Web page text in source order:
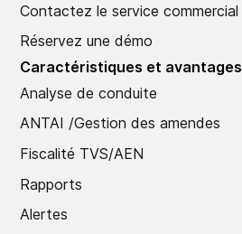
Contactez le service commercial
Réservez une démo
Caractéristiques et avantages
Analyse de conduite
ANTAI /Gestion des amendes
Fiscalité TVS/AEN
Rapports
Alertes